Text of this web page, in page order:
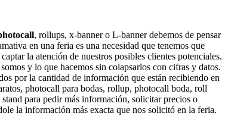
, rollups, x-banner o L-banner debemos de pensar
en una feria es una necesidad que tenemos que
la atención de nuestros posibles clientes potenciales.
y lo que hacemos sin colapsarlos con cifras y datos.
por la cantidad de información que están recibiendo en
photocall para bodas, rollup, photocall boda, roll
para pedir más información, solicitar precios o
la información más exacta que nos solicitó en la feria.